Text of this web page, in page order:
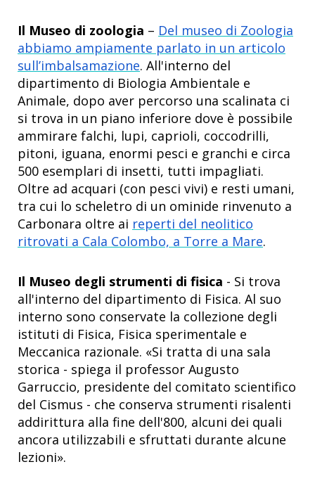
Il Museo di zoologia – Del museo di Zoologia
abbiamo ampiamente parlato in un articolo
sull’imbalsamazione. All'interno del
dipartimento di Biologia Ambientale e
Animale, dopo aver percorso una scalinata ci
si trova in un piano inferiore dove è possibile
ammirare falchi, lupi, caprioli, coccodrilli,
pitoni, iguana, enormi pesci e granchi e circa
500 esemplari di insetti, tutti impagliati.
Oltre ad acquari (con pesci vivi) e resti umani,
tra cui lo scheletro di un ominide rinvenuto a
Carbonara oltre ai reperti del neolitico
ritrovati a Cala Colombo, a Torre a Mare.
Il Museo degli strumenti di fisica - Si trova
all'interno del dipartimento di Fisica. Al suo
interno sono conservate la collezione degli
istituti di Fisica, Fisica sperimentale e
Meccanica razionale. «Si tratta di una sala
storica - spiega il professor Augusto
Garruccio, presidente del comitato scientifico
del Cismus - che conserva strumenti risalenti
addirittura alla fine dell'800, alcuni dei quali
ancora utilizzabili e sfruttati durante alcune
lezioni».